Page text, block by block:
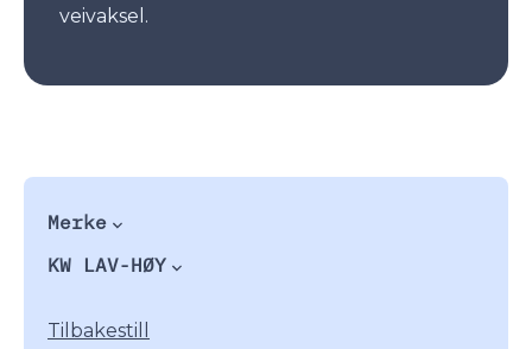
veivaksel.
Merke
KW LAV-HØY
Tilbakestill